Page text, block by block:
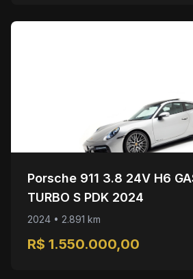
Porsche 911 3.8 24V H6
TURBO S PDK 2024
2024 • 2.891 km
R$ 1.550.000,00